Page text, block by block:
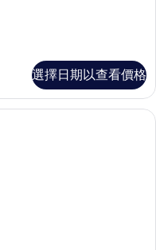
選擇日期以查看價格